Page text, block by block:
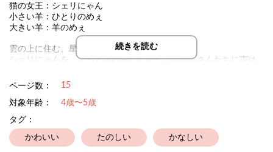
猫の女王：シェリにゃん
小さい羊：ひとりのめぇ
大きい羊：羊のめぇ
雲の上に住む、星色のシェリにゃん。
シェリにゃんを、ずっと流れ星だと思っている羊さんたちに声は
涙するシェリにゃんは、歌い始める。
続きを読む
ページ数： 15
対象年齢：
4歳〜5歳
タグ：
かわいい たのしい かなしい